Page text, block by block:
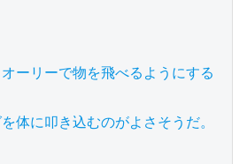
ーリーで物を飛べるようにする
体に叩き込むのがよさそうだ。